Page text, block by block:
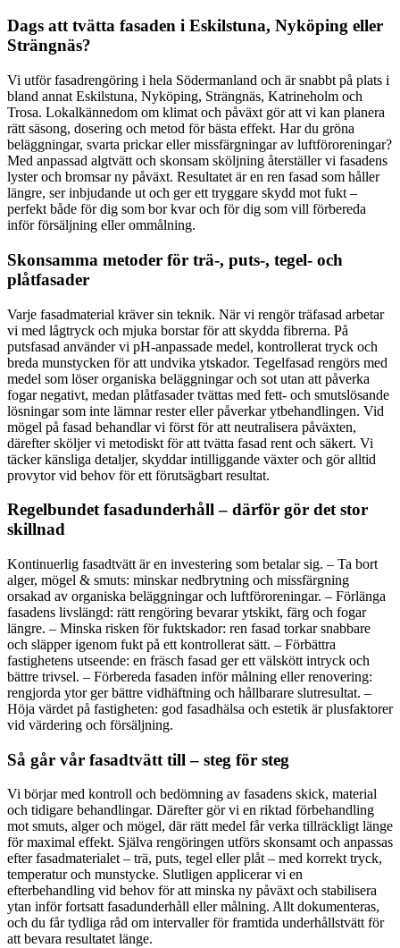
Dags att tvätta fasaden i Eskilstuna, Nyköping eller
Strängnäs?
Vi utför fasadrengöring i hela Södermanland och är snabbt på plats i
bland annat Eskilstuna, Nyköping, Strängnäs, Katrineholm och
Trosa. Lokalkännedom om klimat och påväxt gör att vi kan planera
rätt säsong, dosering och metod för bästa effekt. Har du gröna
beläggningar, svarta prickar eller missfärgningar av luftföroreningar?
Med anpassad algtvätt och skonsam sköljning återställer vi fasadens
lyster och bromsar ny påväxt. Resultatet är en ren fasad som håller
längre, ser inbjudande ut och ger ett tryggare skydd mot fukt –
perfekt både för dig som bor kvar och för dig som vill förbereda
inför försäljning eller ommålning.
Skonsamma metoder för trä-, puts-, tegel- och
plåtfasader
Varje fasadmaterial kräver sin teknik. När vi rengör träfasad arbetar
vi med lågtryck och mjuka borstar för att skydda fibrerna. På
putsfasad använder vi pH-anpassade medel, kontrollerat tryck och
breda munstycken för att undvika ytskador. Tegelfasad rengörs med
medel som löser organiska beläggningar och sot utan att påverka
fogar negativt, medan plåtfasader tvättas med fett- och smutslösande
lösningar som inte lämnar rester eller påverkar ytbehandlingen. Vid
mögel på fasad behandlar vi först för att neutralisera påväxten,
därefter sköljer vi metodiskt för att tvätta fasad rent och säkert. Vi
täcker känsliga detaljer, skyddar intilliggande växter och gör alltid
provytor vid behov för ett förutsägbart resultat.
Regelbundet fasadunderhåll – därför gör det stor
skillnad
Kontinuerlig fasadtvätt är en investering som betalar sig. – Ta bort
alger, mögel & smuts: minskar nedbrytning och missfärgning
orsakad av organiska beläggningar och luftföroreningar. – Förlänga
fasadens livslängd: rätt rengöring bevarar ytskikt, färg och fogar
längre. – Minska risken för fuktskador: ren fasad torkar snabbare
och släpper igenom fukt på ett kontrollerat sätt. – Förbättra
fastighetens utseende: en fräsch fasad ger ett välskött intryck och
bättre trivsel. – Förbereda fasaden inför målning eller renovering:
rengjorda ytor ger bättre vidhäftning och hållbarare slutresultat. –
Höja värdet på fastigheten: god fasadhälsa och estetik är plusfaktorer
vid värdering och försäljning.
Så går vår fasadtvätt till – steg för steg
Vi börjar med kontroll och bedömning av fasadens skick, material
och tidigare behandlingar. Därefter gör vi en riktad förbehandling
mot smuts, alger och mögel, där rätt medel får verka tillräckligt länge
för maximal effekt. Själva rengöringen utförs skonsamt och anpassas
efter fasadmaterialet – trä, puts, tegel eller plåt – med korrekt tryck,
temperatur och munstycke. Slutligen applicerar vi en
efterbehandling vid behov för att minska ny påväxt och stabilisera
ytan inför fortsatt fasadunderhåll eller målning. Allt dokumenteras,
och du får tydliga råd om intervaller för framtida underhållstvätt för
att bevara resultatet länge.